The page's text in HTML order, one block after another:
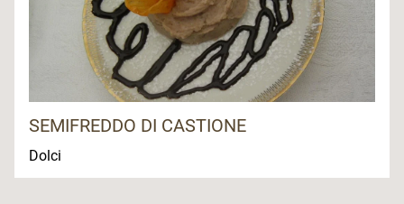
SEMIFREDDO DI CASTIONE
Dolci